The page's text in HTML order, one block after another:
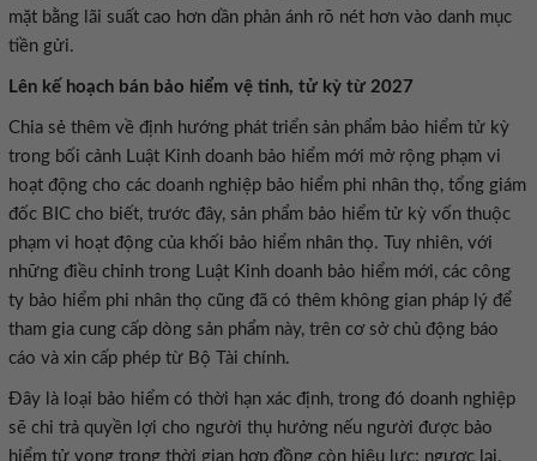
mặt bằng lãi suất cao hơn dần phản ánh rõ nét hơn vào danh mục
tiền gửi.
Lên kế hoạch bán bảo hiểm vệ tinh, tử kỳ từ 2027
Chia sẻ thêm về định hướng phát triển sản phẩm bảo hiểm tử kỳ
trong bối cảnh Luật Kinh doanh bảo hiểm mới mở rộng phạm vi
hoạt động cho các doanh nghiệp bảo hiểm phi nhân thọ, tổng giám
đốc BIC cho biết, trước đây, sản phẩm bảo hiểm tử kỳ vốn thuộc
phạm vi hoạt động của khối bảo hiểm nhân thọ. Tuy nhiên, với
những điều chỉnh trong Luật Kinh doanh bảo hiểm mới, các công
ty bảo hiểm phi nhân thọ cũng đã có thêm không gian pháp lý để
tham gia cung cấp dòng sản phẩm này, trên cơ sở chủ động báo
cáo và xin cấp phép từ Bộ Tài chính.
Đây là loại bảo hiểm có thời hạn xác định, trong đó doanh nghiệp
sẽ chi trả quyền lợi cho người thụ hưởng nếu người được bảo
hiểm tử vong trong thời gian hợp đồng còn hiệu lực; ngược lại,